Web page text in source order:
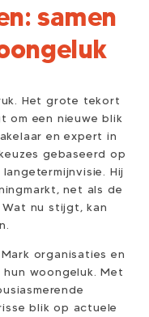
samen
Het grote tekort
om een nieuwe blik
en expert in
gebaseerd op
Hij
net als de
nu stijgt, kan
organisaties en
woongeluk. Met
blik op actuele